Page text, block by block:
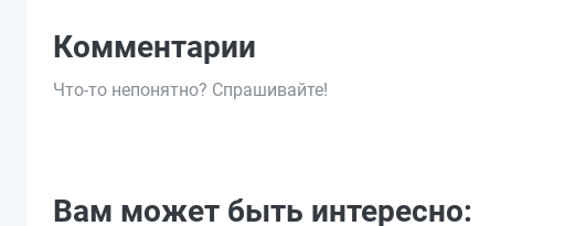
Комментарии
Что-то непонятно? Спрашивайте!
Вам может быть интересно: